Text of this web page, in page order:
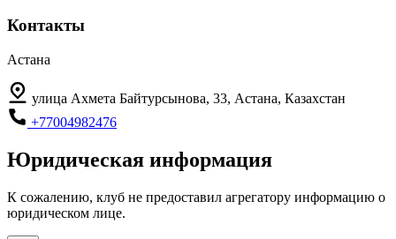
Контакты
Астана
улица Ахмета Байтурсынова, 33, Астана, Казахстан
+77004982476
Юридическая информация
К сожалению, клуб не предоставил агрегатору информацию о
юридическом лице.